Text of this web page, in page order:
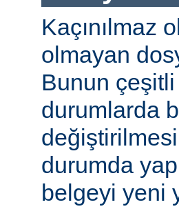
Kaçınılmaz
olmayan
Bunun
durumlarda
durumda
belgeyi yeni